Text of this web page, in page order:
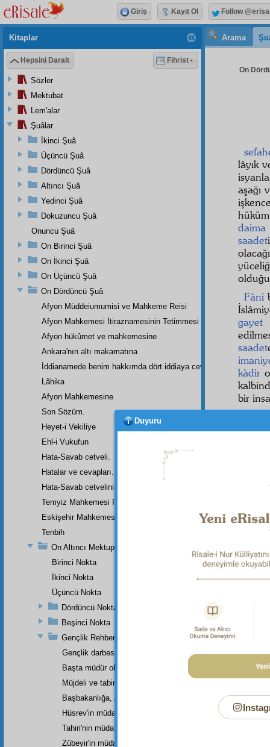
Arama
On
lâyık
aşağı
daima
saadet
Fâni
gayet
saadet
kàdir
bir
Kitaplar
Hepsini Daralt Fihrist
Sözler
Mektubat
Lem'alar
Şuâlar
İkinci Şuâ
Üçüncü Şuâ
Dördüncü Şuâ
Altıncı Şuâ
Yedinci Şuâ
Dokuzuncu Şuâ
Onuncu Şuâ
On Birinci Şuâ
On İkinci Şuâ
On Üçüncü Şuâ
On Dördüncü Şuâ
Afyon Müddeiumumisi ve Mahkeme Reisi
Afyon Mahkemesi İtiraznamesinin Tetimmesi
Afyon hükûmet ve mahkemesine
Ankara'nın altı makamatına
İddianamede benim hakkımda dört iddiaya cevap
Lâhika
Afyon Mahkemesine
Son Sözüm.
Heyet-i Vekiliye
Ehl-i Vukufun
Hata-Savab cetveli.
Hatalar ve cevapları.
Hata-Savab cetvelinin zeylidir.
Temyiz Mahkemesi Riyasetine:
Eskişehir Mahkemesinde Yazılan Arzuhalin Bir Parçası
Tenbih
On Altıncı Mektup
Birinci Nokta
İkinci Nokta
Üçüncü Nokta
Dördüncü Nokta
Beşinci Nokta
Gençlik Rehberi'nin Küçük Bir Haşiyesi
Gençlik darbesini yiyip
Başta müdür olarak
Müjdeli ve tabiri çıkmış latif bir rüya.
Başbakanlığa, Adliye Bakanlığına,
Hüsrev'in müdafasıdır.
Tahiri'nin müdafasıdır.
Zübeyir'in müdafasıdır.
Giriş Kayıt Ol Follow
Duyuru